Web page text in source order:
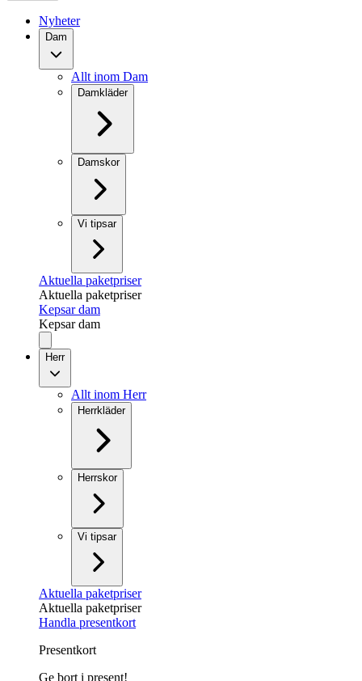
Nyheter
Dam
Allt inom Dam
Damkläder
Damskor
Vi tipsar
Aktuella paketpriser
Aktuella paketpriser
Kepsar dam
Kepsar dam
Herr
Allt inom Herr
Herrkläder
Herrskor
Vi tipsar
Aktuella paketpriser
Aktuella paketpriser
Handla presentkort
Presentkort
Ge bort i present!